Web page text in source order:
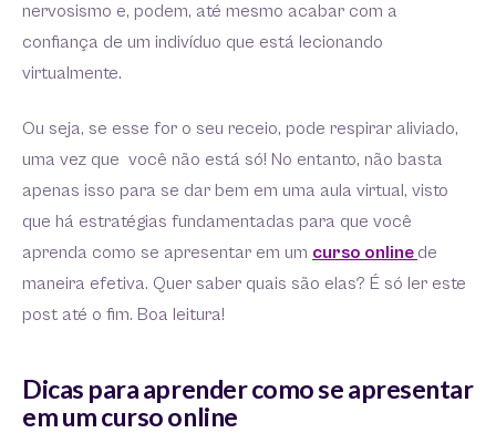
nervosismo e, podem, até mesmo acabar com a
confiança de um indivíduo que está lecionando
virtualmente.
Ou seja, se esse for o seu receio, pode respirar aliviado,
uma vez que você não está só! No entanto, não basta
apenas isso para se dar bem em uma aula virtual, visto
que há estratégias fundamentadas para que você
aprenda como se apresentar em um curso online de
maneira efetiva. Quer saber quais são elas? É só ler este
post até o fim. Boa leitura!
Dicas para aprender como se apresentar
em um curso online